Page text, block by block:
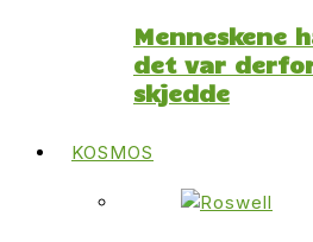
Menneskene
det var
skjedde
KOSMOS